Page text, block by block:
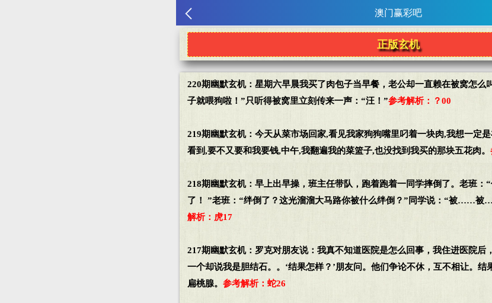
澳门赢彩吧
正版玄机
220期幽默玄机：星期六早晨我买了肉包子当早餐，老公却一直赖在被窝怎么
子就喂狗啦！”只听得被窝里立刻传来一声：“汪！”参考解析：？00
219期幽默玄机：今天从菜市场回家,看见我家狗狗嘴里叼着一块肉,我想一定
看到,要不又要和我要钱,中午,我翻遍我的菜篮子,也没找到我买的那块五花肉。
218期幽默玄机：早上出早操，班主任带队，跑着跑着一同学摔倒了。老班：
了！ ”老班：“绊倒了？这光溜溜大马路你被什么绊倒？”同学说：“被……
解析：虎17
217期幽默玄机：罗克对朋友说：我真不知道医院是怎么回事，我住进医院后
一个却说我是胆结石。。‘结果怎样？’朋友问。他们争论不休，互不相让。结
扁桃腺。参考解析：蛇26